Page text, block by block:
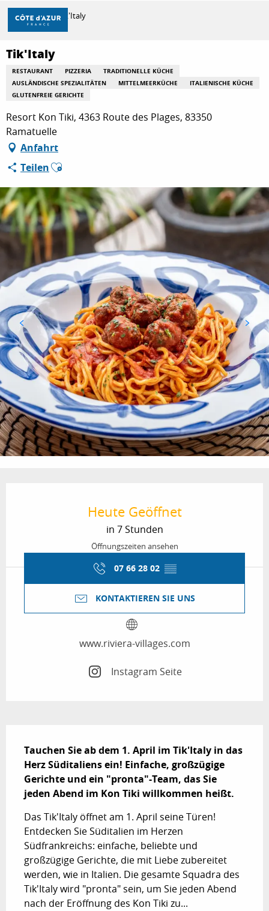
Aller
contenu
principal
ENTDECKEN
ZU TUN
AUFENTHALT
Startseite Tik'Italy
Tik'Italy
RESTAURANT PIZZERIA
TRADITIONELLE KÜCHE
AUSLÄNDISCHE SPEZIALITÄTEN
MITTELMEERKÜCHE
ITALIENISCHE KÜCHE
GLUTENFREIE GERICHTE
Resort Kon Tiki, 4363 Route des Plages, 83350
Ramatuelle
Anfahrt
TeilenAjouter aux favoris
Heute Geöffnet
in 7 Stunden
Öffnungszeiten ansehen
07 66 28 02 ▒▒
KONTAKTIEREN SIE UNS
www.riviera-villages.com
Instagram Seite
Tauchen Sie ab dem 1. April im Tik'Italy in das
Herz Süditaliens ein! Einfache, großzügige
Gerichte und ein "pronta"-Team, das Sie
jeden Abend im Kon Tiki willkommen heißt.
Das Tik'Italy öffnet am 1. April seine Türen!
Entdecken Sie Süditalien im Herzen
Südfrankreichs: einfache, beliebte und
großzügige Gerichte, die mit Liebe zubereitet
werden, wie in Italien. Die gesamte Squadra des
Tik'Italy wird "pronta" sein, um Sie jeden Abend
nach der Eröffnung des Kon Tiki zu...